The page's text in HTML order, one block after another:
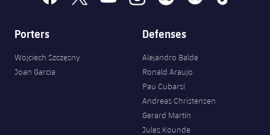
Porters
Wojciech Szczęsny
Joan Garcia
Defenses
Alejandro Balde
Ronald Araujo
Pau Cubarsí
Andreas Christensen
Gerard Martín
Jules Kounde